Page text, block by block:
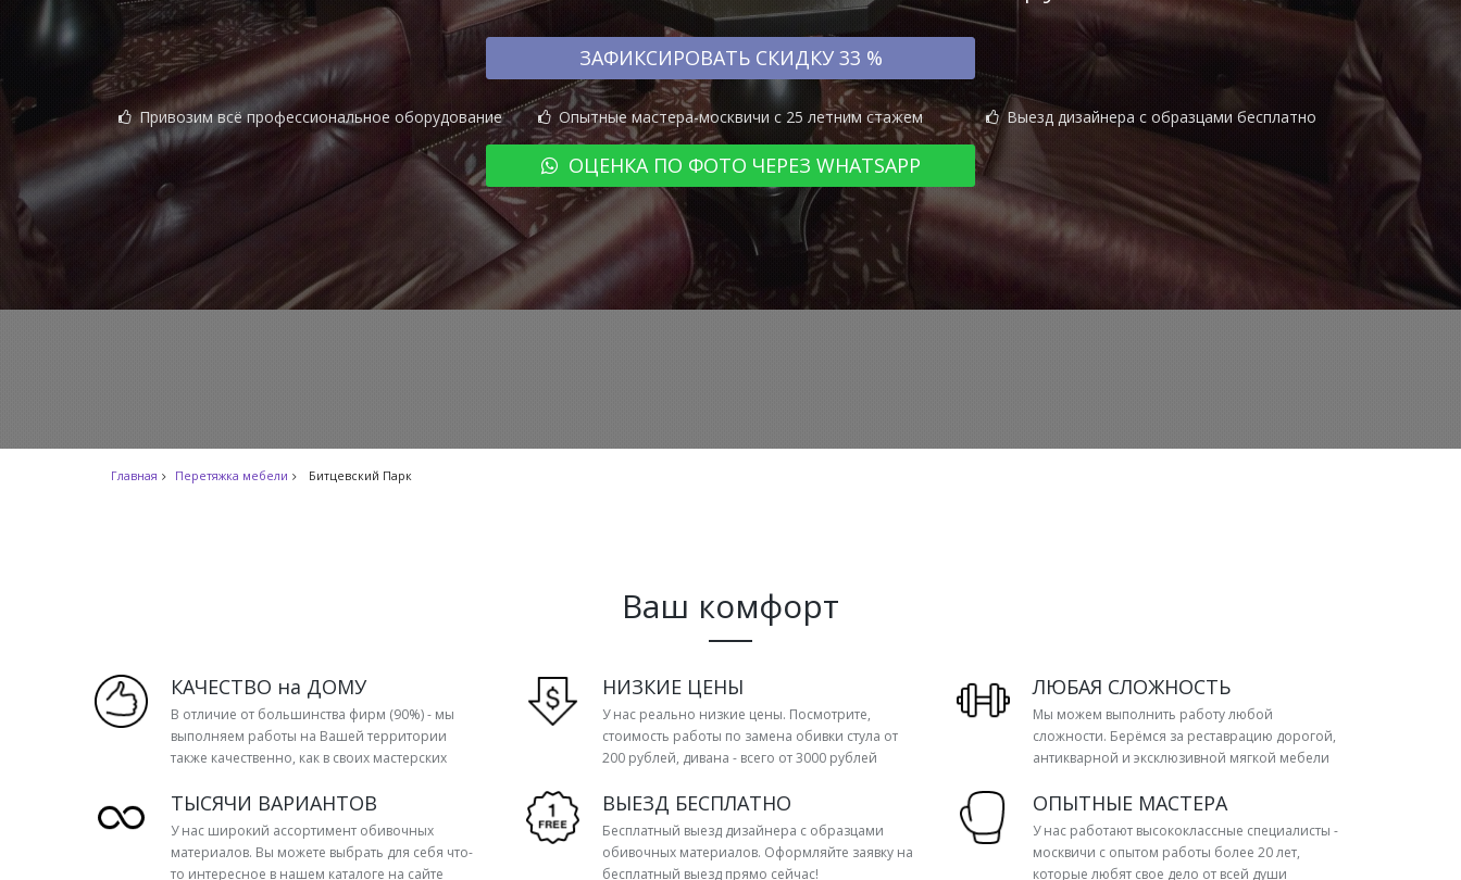
ЗАФИКСИРОВАТЬ СКИДКУ 33 %
Привозим всё профессиональное оборудование Опытные мастера-москвичи с 25 летним стажем Выезд дизайнера с образцами бесплатно
ОЦЕНКА ПО ФОТО ЧЕРЕЗ WHATSAPP
Главная Перетяжка мебели Битцевский Парк
Ваш комфорт
КАЧЕСТВО на ДОМУ
В отличие от большинства фирм (90%) - мы
выполняем работы на Вашей территории
также качественно, как в своих мастерских
НИЗКИЕ ЦЕНЫ
У нас реально низкие цены. Посмотрите,
стоимость работы по замена обивки стула от
200 рублей, дивана - всего от 3000 рублей
ЛЮБАЯ СЛОЖНОСТЬ
Мы можем выполнить работу любой
сложности. Берёмся за реставрацию дорогой,
антикварной и эксклюзивной мягкой мебели
ТЫСЯЧИ ВАРИАНТОВ
У нас широкий ассортимент обивочных
материалов. Вы можете выбрать для себя что-
то интересное в нашем каталоге на сайте
ВЫЕЗД БЕСПЛАТНО
Бесплатный выезд дизайнера с образцами
обивочных материалов. Оформляйте заявку на
бесплатный выезд прямо сейчас!
ОПЫТНЫЕ МАСТЕРА
У нас работают высококлассные специалисты -
москвичи с опытом работы более 20 лет,
которые любят свое дело от всей души